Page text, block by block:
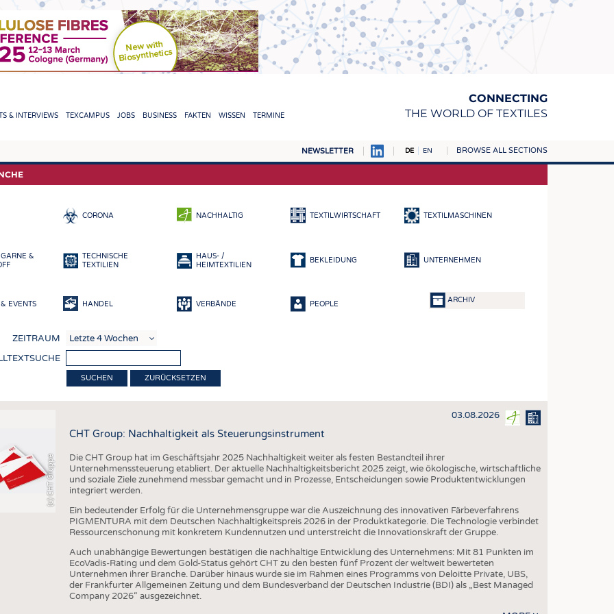
CONNECTING
THE WORLD OF TEXTILES
& INTERVIEWS TEXCAMPUS JOBS BUSINESS FAKTEN WISSEN TERMINE
NEWSLETTER DE EN BROWSE ALL SECTIONS
TEXTILE LEADERSHIP FASERN
GEWEBE
VLIESSTOFFE
NACHHALTIGKEIT
KREISLAUFWIRTSCHAFT
TECHNISCHE TEXTILIEN
SMART TEXTILES
MEDIZIN
HAUS- UND HEIMTEXTILIEN
BEKLEIDUNG
CORONA NACHHALTIG TEXTILWIRTSCHAFT TEXTILMASCHINEN
&
TECHNISCHE
TEXTILIEN
HAUS- /
HEIMTEXTILIEN
BEKLEIDUNG UNTERNEHMEN
EVENTS HANDEL VERBÄNDE PEOPLE ARCHIV
ZEITRAUM
ZURÜCKSETZEN
(c) CHT Gruppe
03.08.2026
CHT Group: Nachhaltigkeit als Steuerungsinstrument
Die CHT Group hat im Geschäftsjahr 2025 Nachhaltigkeit weiter als festen Bestandteil ihrer
Unternehmenssteuerung etabliert. Der aktuelle Nachhaltigkeitsbericht 2025 zeigt, wie ökologische, wirtschaftliche
und soziale Ziele zunehmend messbar gemacht und in Prozesse, Entscheidungen sowie Produktentwicklungen
integriert werden.
Ein bedeutender Erfolg für die Unternehmensgruppe war die Auszeichnung des innovativen Färbeverfahrens
PIGMENTURA mit dem Deutschen Nachhaltigkeitspreis 2026 in der Produktkategorie. Die Technologie verbindet
Ressourcenschonung mit konkretem Kundennutzen und unterstreicht die Innovationskraft der Gruppe.
Auch unabhängige Bewertungen bestätigen die nachhaltige Entwicklung des Unternehmens: Mit 81 Punkten im
EcoVadis-Rating und dem Gold-Status gehört CHT zu den besten fünf Prozent der weltweit bewerteten
Unternehmen ihrer Branche. Darüber hinaus wurde sie im Rahmen eines Programms von Deloitte Private, UBS,
der Frankfurter Allgemeinen Zeitung und dem Bundesverband der Deutschen Industrie (BDI) als „Best Managed
Company 2026“ ausgezeichnet.